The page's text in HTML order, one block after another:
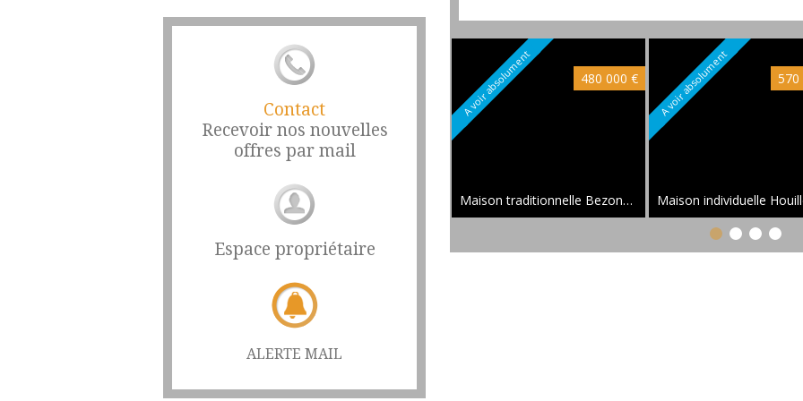
Contact
Recevoir nos nouvelles
offres par mail
Espace propriétaire
ALERTE MAIL
A voir absolument 480 000 €
Maison traditionnelle Bezons 100 m²
A voir absolument 570